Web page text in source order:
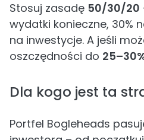
Stosuj zasadę 50/30/20
wydatki konieczne, 30%
na inwestycje. A jeśli
oszczędności do
Dla kogo jest ta
Portfel Bogleheads